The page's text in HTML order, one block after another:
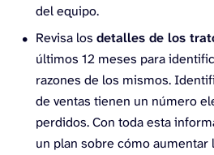
del equipo.
Revisa los detalles de los
últimos 12 meses para
razones de los mismos.
de ventas tienen un número
perdidos. Con toda esta
un plan sobre cómo aumentar